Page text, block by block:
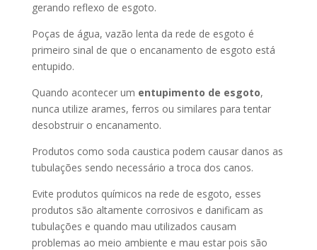
gerando reflexo de esgoto.
Poças de água, vazão lenta da rede de esgoto é
primeiro sinal de que o encanamento de esgoto está
entupido.
Quando acontecer um entupimento de esgoto,
nunca utilize arames, ferros ou similares para tentar
desobstruir o encanamento.
Produtos como soda caustica podem causar danos as
tubulações sendo necessário a troca dos canos.
Evite produtos químicos na rede de esgoto, esses
produtos são altamente corrosivos e danificam as
tubulações e quando mau utilizados causam
problemas ao meio ambiente e mau estar pois são